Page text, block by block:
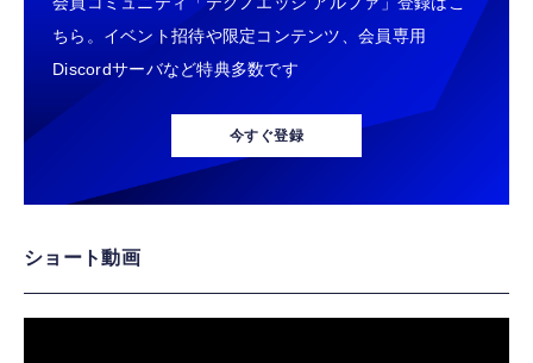
ちら。イベント招待や限定コンテンツ、会員専用
Discordサーバなど特典多数です
今すぐ登録
ショート動画